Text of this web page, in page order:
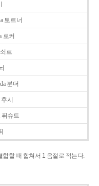
토르너
로커
르
분더
시
퓌슈트
합할 때 합쳐서 1 음절로 적는다.